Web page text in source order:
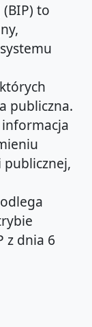
(BIP) to
publiczna.
z dnia 6